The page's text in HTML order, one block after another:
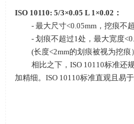
ISO 10110: 5/3×0.05 L 1×0.02 ：
- 最大尺寸<0.05mm，挖痕不
- 划痕不超过1 处，最大宽度
(长度<2mm的划痕被视为挖痕）
相比之下， ISO 10110标准还
加精细。 ISO 10110标准直观且易